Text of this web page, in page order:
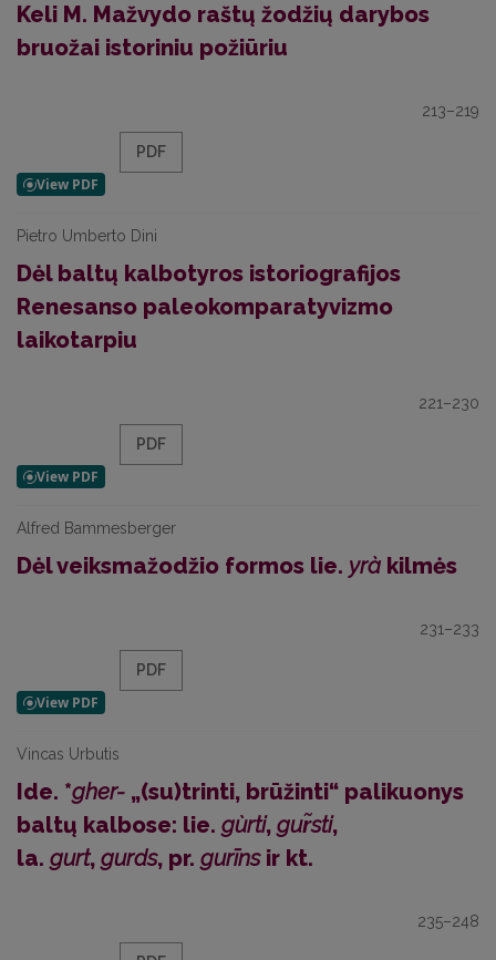
Keli M. Mažvydo raštų žodžių darybos
bruožai istoriniu požiūriu
213–219
PDF
Pietro Umberto Dini
Dėl baltų kalbotyros istoriografijos
Renesanso paleokomparatyvizmo
laikotarpiu
221–230
PDF
Alfred Bammesberger
Dėl veiksmažodžio formos lie. yrà kilmės
231–233
PDF
Vincas Urbutis
Ide. *gher- „(su)trinti, brūžinti“ palikuonys
baltų kalbose: lie. gùrti, gur̃sti,
la. gurt, gurds, pr. gurīnsir kt.
235–248